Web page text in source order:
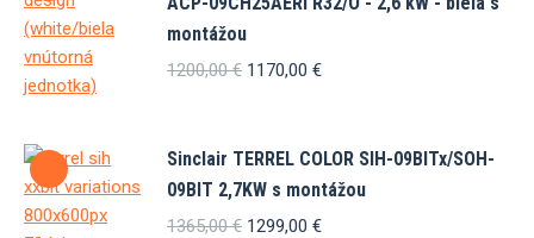
montážou
1200,00€ Pôvodná
1200,00 €.
1170,00 €Aktuálna
1170,00 €.
Sinclair TERREL COLOR SIH-09BITx/SOH-
09BIT 2,7KW s montážou
1365,00€ Pôvodná
1299,00 €Aktuálna